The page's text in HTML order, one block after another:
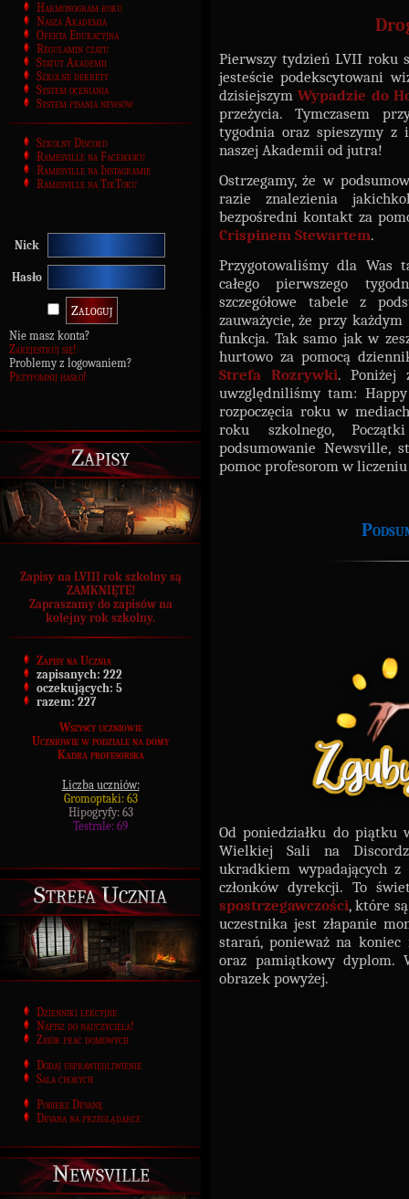
Harmonogram roku
Nasza Akademia
Oferta Edukacyjna
Regulamin czatu
Statut Akademii
Szkolne dekrety
System oceniania
System pisania newsów
Szkolny Discord
Ramesville na Facebooku
Ramesville na Instagramie
Ramesville na TikToku
Nick
Hasło
Nie masz konta?
Zarejestruj się!
Problemy z logowaniem?
Przypomnij hasło!
Zapisy
Zapisy na LVIII rok szkolny są
ZAMKNIĘTE!
Zapraszamy do zapisów na
kolejny rok szkolny.
Zapisy na Ucznia
zapisanych: 222
oczekujących: 5
razem: 227
Wszyscy uczniowie
Uczniowie w podziale na domy
Kadra profesorska
Liczba uczniów:
Gromoptaki: 63
Hipogryfy: 63
Testrale: 69
Strefa Ucznia
Dzienniki lekcyjne
Napisz do nauczyciela!
Zbiór prac domowych
Dodaj usprawiedliwienie
Sala chorych
Pobierz Devanę
Devana na przeglądarce
Newsville
Pierwszy tydzień LVII roku
jesteście podekscytowani
dzisiejszymWypadzie do
przeżycia. Tymczasem
tygodnia oraz spieszymy z
naszej Akademii od jutra!
Ostrzegamy, że w
razie znalezienia
bezpośredni kontakt za
Crispinem Stewartem.
Przygotowaliśmy dla Was
całego pierwszego
szczegółowe tabele z
zauważycie, że przy
funkcja. Tak samo jak w
hurtowo za pomocą
Strefa Rozrywki. Poniżej
uwzględniliśmy tam:
rozpoczęcia roku w
roku szkolnego,
podsumowanie Newsville,
pomoc profesorom w
Od poniedziałku do piątku
Wielkiej Sali na
ukradkiem wypadających
członków dyrekcji. To
spostrzegawczości, które
uczestnika jest złapanie
starań, ponieważ na
oraz pamiątkowy dyplom.
obrazek powyżej.